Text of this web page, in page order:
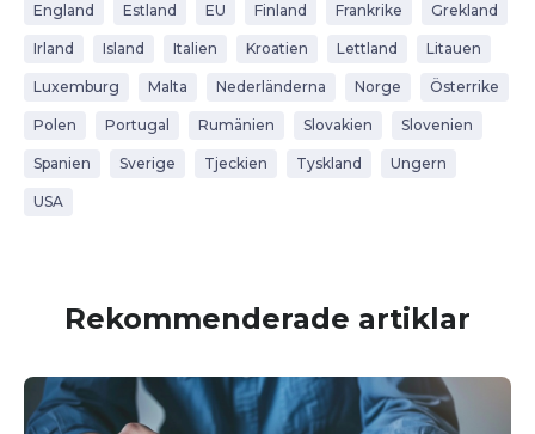
England Estland EU Finland Frankrike Grekland
Irland Island Italien Kroatien Lettland Litauen
Luxemburg Malta Nederländerna Norge Österrike
Polen Portugal Rumänien Slovakien Slovenien
Spanien Sverige Tjeckien Tyskland Ungern
USA
Rekommenderade artiklar